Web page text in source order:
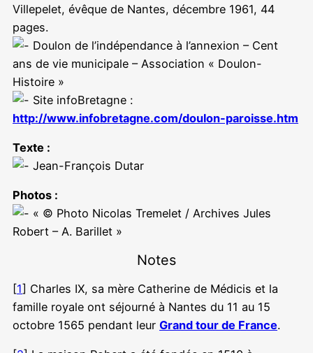
Villepelet, évêque de Nantes, décembre 1961, 44
pages.
Doulon de l’indépendance à l’annexion – Cent
ans de vie municipale – Association « Doulon-
Histoire »
Site infoBretagne :
http://www.infobretagne.com/doulon-paroisse.htm
Texte :
Jean-François Dutar
Photos :
« © Photo Nicolas Tremelet / Archives Jules
Robert – A. Barillet »
Notes
[1] Charles IX, sa mère Catherine de Médicis et la
famille royale ont séjourné à Nantes du 11 au 15
octobre 1565 pendant leur Grand tour de France.